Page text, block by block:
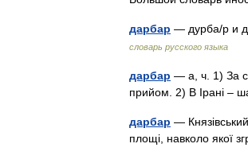
дарбар — дурба/р и
словарь русского языка
дарбар — а, ч. 1) За
прийом. 2) В Ірані –
дарбар —
площі, навколо якої